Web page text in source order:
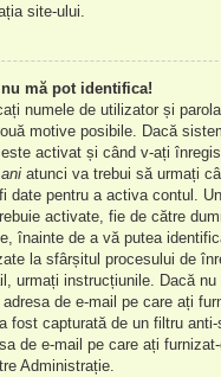
site-ului.
mă pot identifica!
numele de utilizator și
motive posibile. Dacă
activat și când v-ați
atunci va trebui să urmați
date pentru a activa contul.
activate, fie de către
înainte de a vă putea
la sfârșitul procesului de
urmați instrucțiunile. Dacă
de e-mail pe care ați
fost capturată de un filtru
de e-mail pe care ați
Administrație.